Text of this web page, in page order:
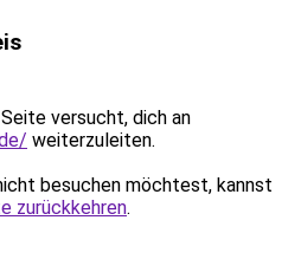
versucht, dich an
weiterzuleiten.
besuchen möchtest, kannst
zurückkehren.